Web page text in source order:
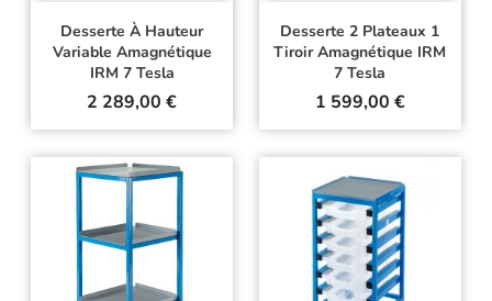
Desserte À Hauteur
Variable Amagnétique
IRM 7 Tesla
Prix
2 289,00 €
Desserte 2 Plateaux 1
Tiroir Amagnétique IRM
7 Tesla
Prix
1 599,00 €